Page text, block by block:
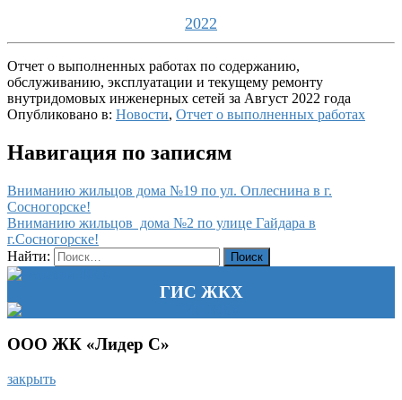
2022
Отчет о выполненных работах по содержанию,
обслуживанию, эксплуатации и текущему ремонту
внутридомовых инженерных сетей за Август 2022 года
Опубликовано в: Новости, Отчет о выполненных работах
Навигация по записям
Вниманию жильцов дома №19 по ул. Оплеснина в г.
Сосногорске!
Вниманию жильцов дома №2 по улице Гайдара в
г.Сосногорске!
Найти:
ГИС ЖКХ
ООО ЖК «Лидер С»
закрыть